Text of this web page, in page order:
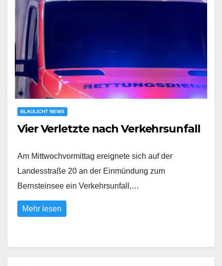
BLAULICHT NEWS
Vier Verletzte nach Verkehrsunfall
Am Mittwochvormittag ereignete sich auf der
Landesstraße 20 an der Einmündung zum
Bernsteinsee ein Verkehrsunfall,…
Mehr lesen